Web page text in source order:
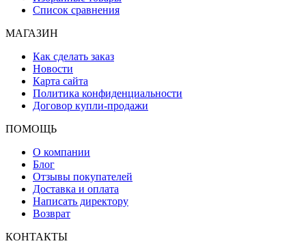
Список сравнения
МАГАЗИН
Как сделать заказ
Новости
Карта сайта
Политика конфиденциальности
Договор купли-продажи
ПОМОЩЬ
О компании
Блог
Отзывы покупателей
Доставка и оплата
Написать директору
Возврат
КОНТАКТЫ